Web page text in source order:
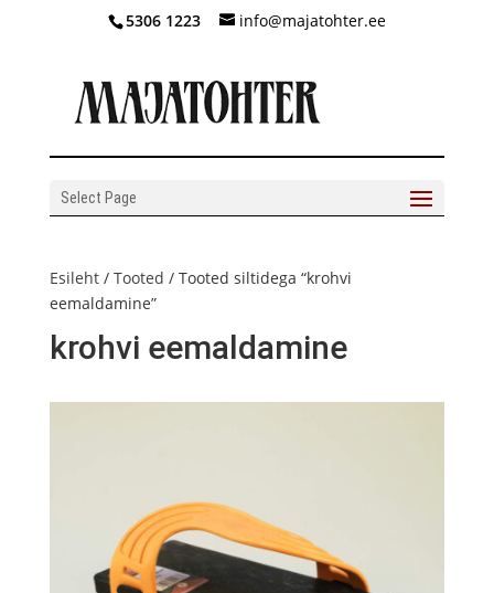
5306 1223 info@majatohter.ee
Select Page
Esileht/ Tooted / Tooted siltidega “krohvi
eemaldamine”
krohvi eemaldamine